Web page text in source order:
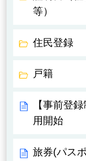
等）
住民登録
戸籍
【事前登
用開始
旅券(パス